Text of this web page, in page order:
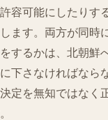
容可能にしたりす
ます。両方が同時
するかは、北朝鮮
下さなければなら
定を無知ではなく